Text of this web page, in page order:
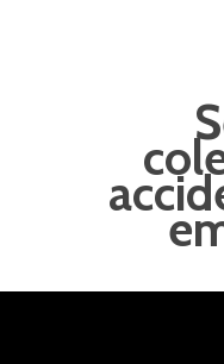
Hit enter to